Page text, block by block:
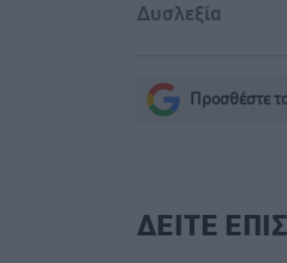
Δυσλεξία
Προσθέστε
ΔΕΙΤΕ